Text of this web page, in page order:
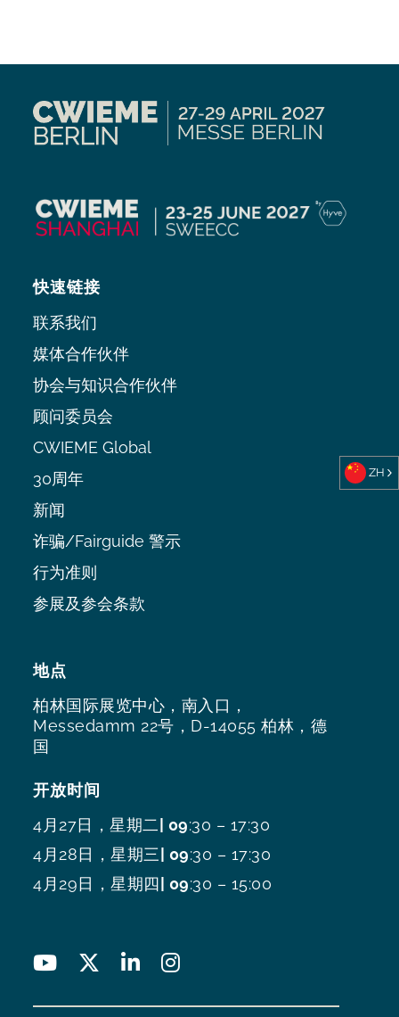
地点
柏林国际展览中心，南入口，
Messedamm 22号，D-14055 柏林，德
国
开放时间
4月27日，星期二| 09:30 – 17:30
4月28日，星期三| 09:30 – 17:30
4月29日，星期四| 09:30 – 15:00
快速链接
联系我们
媒体合作伙伴
协会与知识合作伙伴
顾问委员会
CWIEME Global
30周年
新闻
诈骗/Fairguide 警示
行为准则
参展及参会条款
ZH